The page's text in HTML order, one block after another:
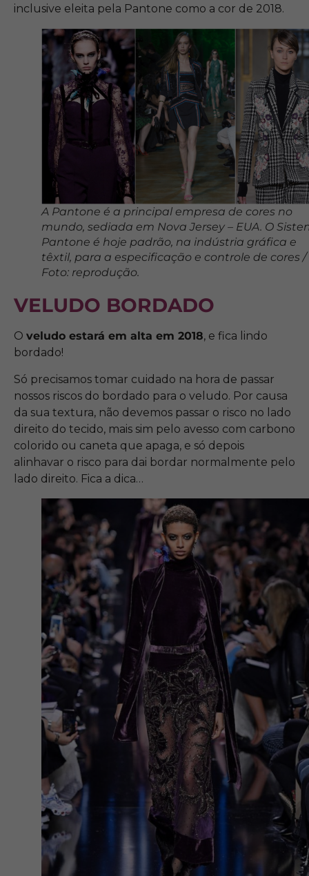
inclusive eleita pela Pantone como a cor de 2018.
A Pantone é a principal empresa de cores no
mundo, sediada em Nova Jersey – EUA. O
Pantone é hoje padrão, na indústria gráfica e
têxtil, para a especificação e controle de cores /
Foto: reprodução.
VELUDO BORDADO
O veludo estará em alta em 2018, e fica lindo
bordado!
Só precisamos tomar cuidado na hora de passar
nossos riscos do bordado para o veludo. Por causa
da sua textura, não devemos passar o risco no lado
direito do tecido, mais sim pelo avesso com carbono
colorido ou caneta que apaga, e só depois
alinhavar o risco para dai bordar normalmente pelo
lado direito. Fica a dica…